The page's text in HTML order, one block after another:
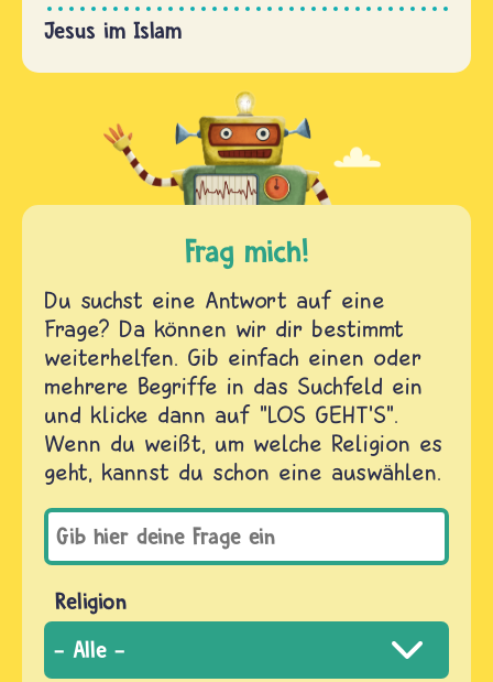
Jesus im Islam
Frag mich!
Du suchst eine Antwort auf eine
Frage? Da können wir dir bestimmt
weiterhelfen. Gib einfach einen oder
mehrere Begriffe in das Suchfeld ein
und klicke dann auf "LOS GEHT'S".
Wenn du weißt, um welche Religion es
geht, kannst du schon eine auswählen.
Religion